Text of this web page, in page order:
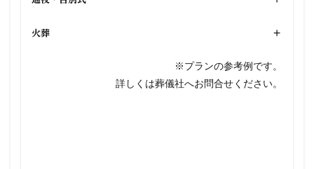
火葬 +
※プランの参考例です。
詳しくは葬儀社へお問合せください。